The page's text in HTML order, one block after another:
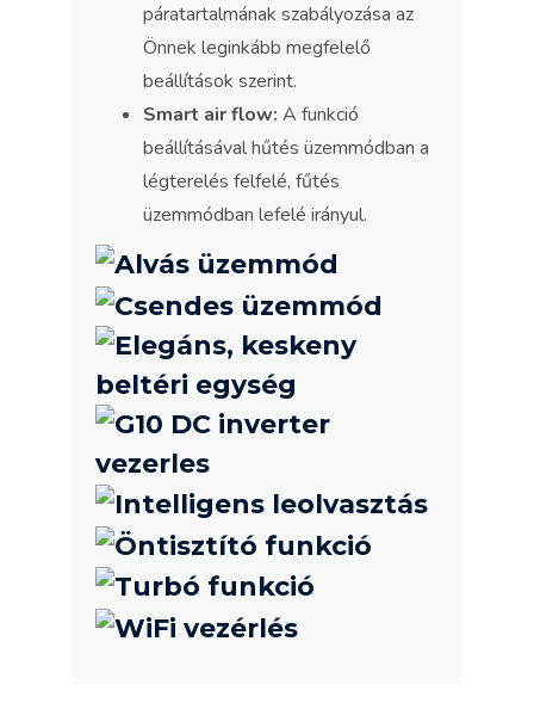
páratartalmának szabályozása az
Önnek leginkább megfelelő
beállítások szerint.
Smart air flow: A funkció
beállításával hűtés üzemmódban a
légterelés felfelé, fűtés
üzemmódban lefelé irányul.